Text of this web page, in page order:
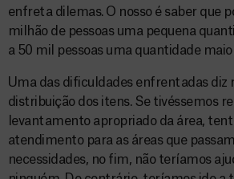
enfreta dilemas. O nosso é saber que
milhão de pessoas uma pequena
a 50 mil pessoas uma quantidade
Uma das dificuldades enfrentadas diz
distribuição dos itens. Se tivéssemos
levantamento apropriado da área,
atendimento para as áreas que
necessidades, no fim, não teríamos